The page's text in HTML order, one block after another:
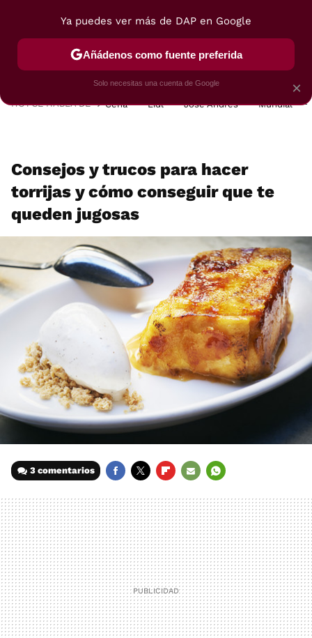
POSTRES VIAJES SELECCIÓN VEGUI
HOY SE HABLA DE Cena Lidl José Andrés Mundial
Consejos y trucos para hacer
torrijas y cómo conseguir que te
queden jugosas
3 comentarios
MAIL
×
Ya puedes ver más de DAP en Google
Añádenos como fuente preferida
Solo necesitas una cuenta de Google